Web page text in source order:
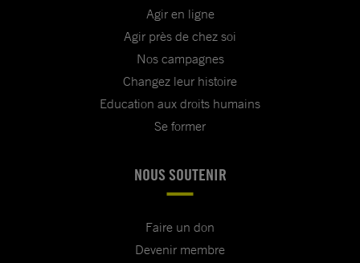
Agir en ligne
Agir près de chez soi
Nos campagnes
Changez leur histoire
Education aux droits humains
Se former
NOUS SOUTENIR
Faire un don
Devenir membre